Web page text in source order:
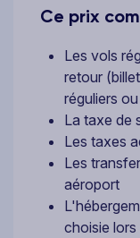
Ce prix
Les vols
retour
réguliers
La taxe de
Les taxes
Les
aéroport
choisie